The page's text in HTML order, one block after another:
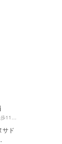
11分）
サド